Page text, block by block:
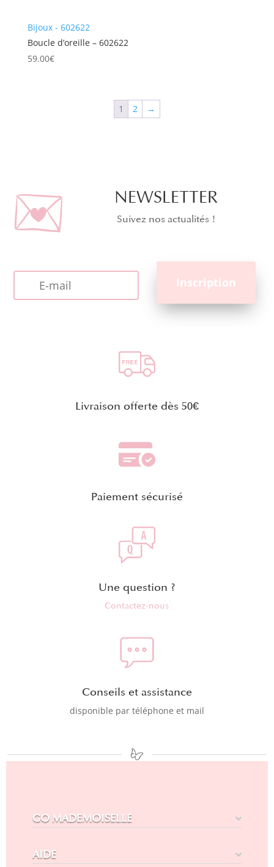
Bijoux - 602622
Boucle d’oreille – 602622
59.00€
1 2 →
NEWSLETTER
Suivez nos actualités !
Livraison offerte dès 50€
Paiement sécurisé
Une question ?
Contactez-nous
Conseils et assistance
disponible par téléphone et mail
GO MADEMOISELLE
AIDE